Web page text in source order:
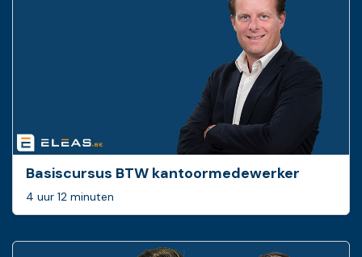
Basiscursus BTW ­kantoormedewerker
4 uur 12 minuten